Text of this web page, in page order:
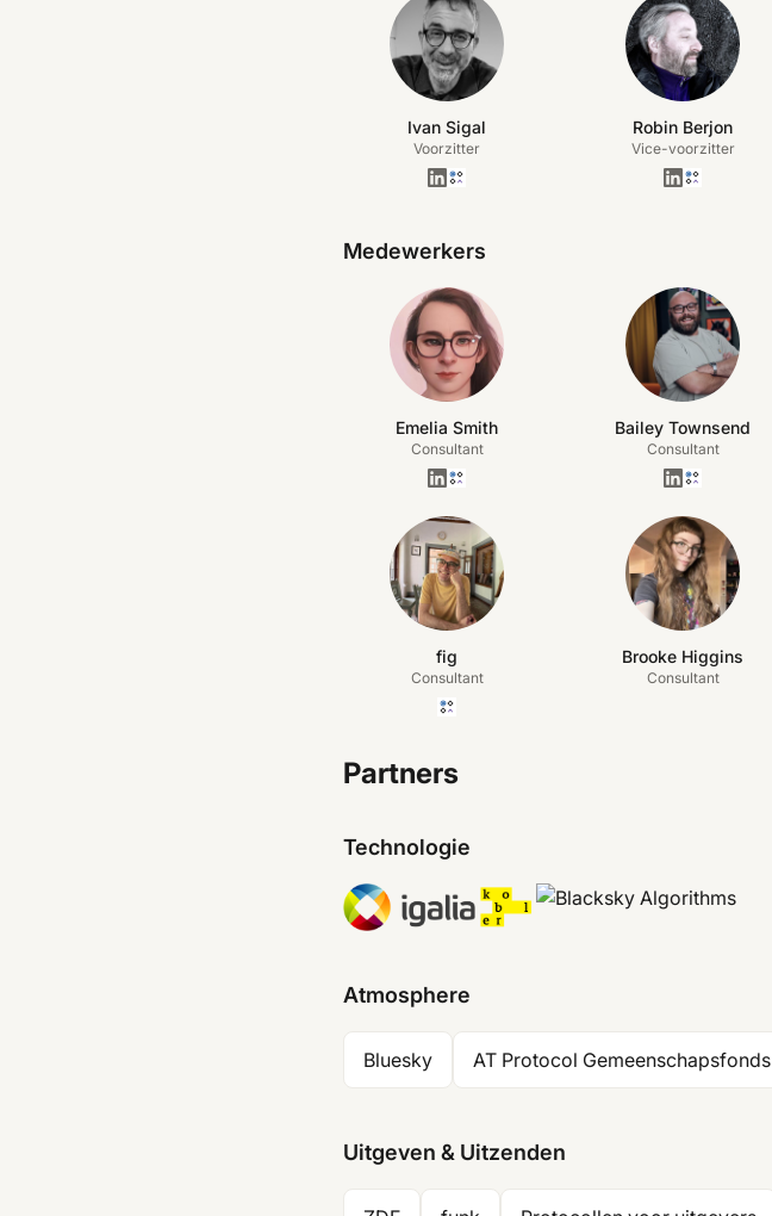
Ivan Sigal
Voorzitter
Robin Berjon
Vice-voorzitter
Medewerkers
Emelia Smith
Consultant
Bailey Townsend
Consultant
fig
Consultant
Brooke Higgins
Consultant
Partners
Technologie
Atmosphere
Bluesky AT Protocol Gemeenschapsfonds
Uitgeven & Uitzenden